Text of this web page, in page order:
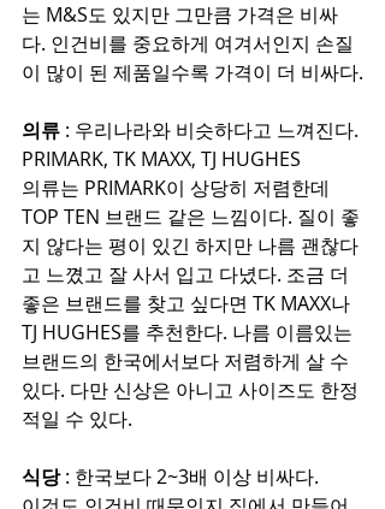
는 M&S도 있지만 그만큼 가격은 비싸
다. 인건비를 중요하게 여겨서인지 손질
이 많이 된 제품일수록 가격이 더 비싸다.
의류 : 우리나라와 비슷하다고 느껴진다.
PRIMARK, TK MAXX, TJ HUGHES
의류는 PRIMARK이 상당히 저렴한데
TOP TEN 브랜드 같은 느낌이다. 질이 좋
지 않다는 평이 있긴 하지만 나름 괜찮다
고 느꼈고 잘 사서 입고 다녔다. 조금 더
좋은 브랜드를 찾고 싶다면 TK MAXX나
TJ HUGHES를 추천한다. 나름 이름있는
브랜드의 한국에서보다 저렴하게 살 수
있다. 다만 신상은 아니고 사이즈도 한정
적일 수 있다.
식당 : 한국보다 2~3배 이상 비싸다.